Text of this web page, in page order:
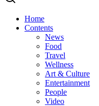
Home
Contents
News
Food
Travel
Wellness
Art & Culture
Entertainment
People
Video